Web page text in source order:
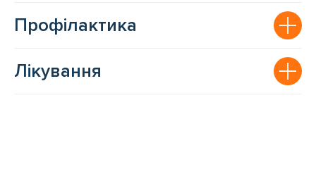
Профілактика
Лікування